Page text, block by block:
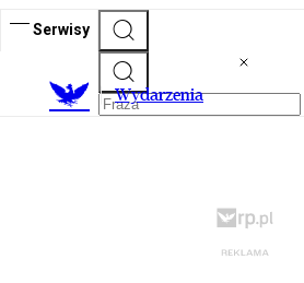
Serwisy
Wydarzenia